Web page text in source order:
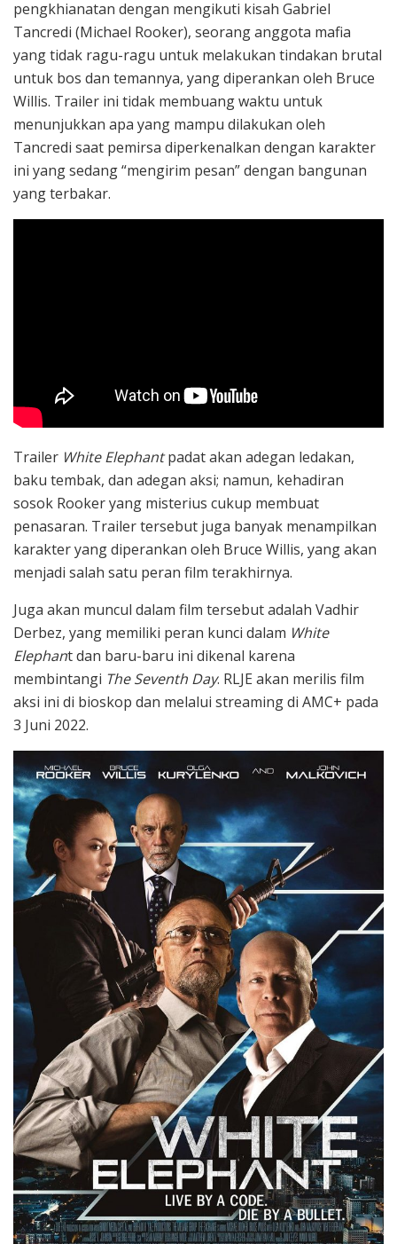
pengkhianatan dengan mengikuti kisah Gabriel
Tancredi (Michael Rooker), seorang anggota mafia
yang tidak ragu-ragu untuk melakukan tindakan brutal
untuk bos dan temannya, yang diperankan oleh Bruce
Willis. Trailer ini tidak membuang waktu untuk
menunjukkan apa yang mampu dilakukan oleh
Tancredi saat pemirsa diperkenalkan dengan karakter
ini yang sedang “mengirim pesan” dengan bangunan
yang terbakar.
Trailer White Elephantpadat akan adegan ledakan,
baku tembak, dan adegan aksi; namun, kehadiran
sosok Rooker yang misterius cukup membuat
penasaran. Trailer tersebut juga banyak menampilkan
karakter yang diperankan oleh Bruce Willis, yang akan
menjadi salah satu peran film terakhirnya.
Juga akan muncul dalam film tersebut adalah Vadhir
Derbez, yang memiliki peran kunci dalam White
Elephant dan baru-baru ini dikenal karena
membintangi The Seventh Day. RLJE akan merilis film
aksi ini di bioskop dan melalui streaming di AMC+ pada
3 Juni 2022.